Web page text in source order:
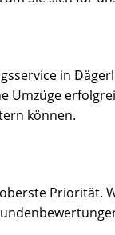
in
Umzüge
können.
Priorität.